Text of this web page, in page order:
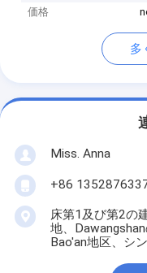
価格
多
Miss. Anna
+86
床第1及び第2の
地、
Bao'an地区、シ